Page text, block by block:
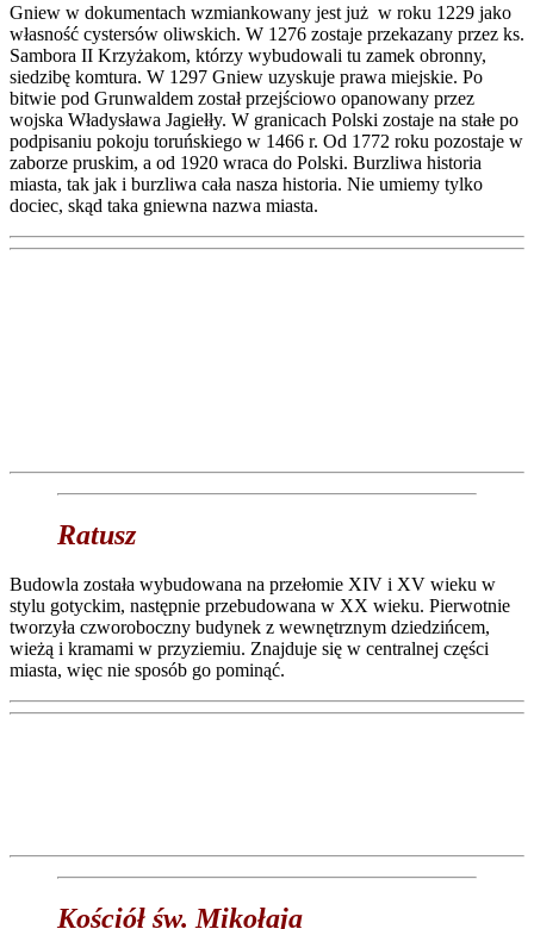
Gniew w dokumentach wzmiankowany jest już w roku 1229 jako
własność cystersów oliwskich. W 1276 zostaje przekazany przez ks.
Sambora II Krzyżakom, którzy wybudowali tu zamek obronny,
siedzibę komtura. W 1297 Gniew uzyskuje prawa miejskie. Po
bitwie pod Grunwaldem został przejściowo opanowany przez
wojska Władysława Jagiełły. W granicach Polski zostaje na stałe po
podpisaniu pokoju toruńskiego w 1466 r. Od 1772 roku pozostaje w
zaborze pruskim, a od 1920 wraca do Polski. Burzliwa historia
miasta, tak jak i burzliwa cała nasza historia. Nie umiemy tylko
dociec, skąd taka gniewna nazwa miasta.
Ratusz
Budowla została wybudowana na przełomie XIV i XV wieku w
stylu gotyckim, następnie przebudowana w XX wieku. Pierwotnie
tworzyła czworoboczny budynek z wewnętrznym dziedzińcem,
wieżą i kramami w przyziemiu. Znajduje się w centralnej części
miasta, więc nie sposób go pominąć.
Kościół św. Mikołaja